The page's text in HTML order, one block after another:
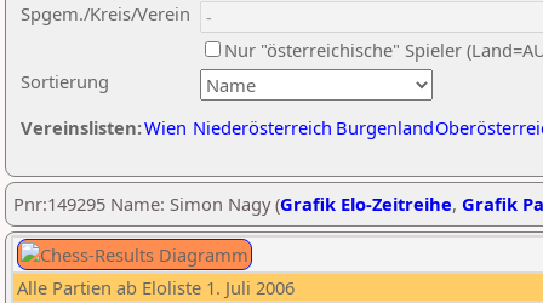
Sortierung
Spgem./Kreis/Verein
Nur "österreichische" Spieler
Vereinslisten:Wien Niederösterreich Burgenland
Pnr:149295 Name: Simon Nagy (Grafik Elo-Zeitreihe, Grafik
Alle Partien ab Eloliste 1. Juli 2006